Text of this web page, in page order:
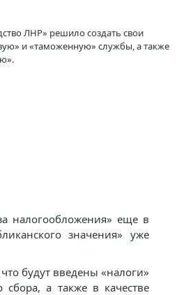
ЛНР» решило создать свои
и «таможенную» службы, а также
налогообложения» еще в
значения» уже
будут введены «налоги»
сбора, а также в качестве